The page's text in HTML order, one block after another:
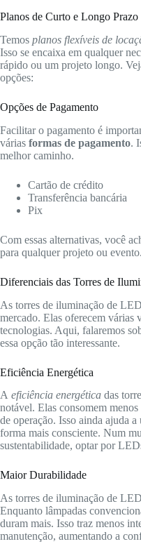
Planos de Curto e Longo Prazo
Temos planos flexíveis de
Isso se encaixa em qualquer
rápido ou um projeto longo.
opções:
Opções de Pagamento
Facilitar o pagamento é
várias formas de pagamento.
melhor caminho.
Cartão de crédito
Transferência bancária
Pix
Com essas alternativas, você
para qualquer projeto ou evento.
Diferenciais das Torres de
As torres de iluminação de
mercado. Elas oferecem várias
tecnologias. Aqui, falaremos
essa opção tão interessante.
Eficiência Energética
A eficiência energética das
notável. Elas consomem
de operação. Isso ainda ajuda a
forma mais consciente. Num
sustentabilidade, optar por
Maior Durabilidade
As torres de iluminação de
Enquanto lâmpadas
duram mais. Isso traz menos
manutenção, aumentando a